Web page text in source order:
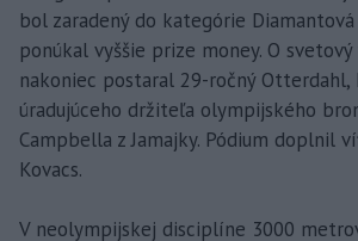
bol zaradený do kategórie
ponúkal vyššie prize money. O
nakoniec postaral 29-ročný
úradujúceho držiteľa olympijského
Campbella z Jamajky. Pódium doplnil
Kovacs.
V neolympijskej disciplíne 3000